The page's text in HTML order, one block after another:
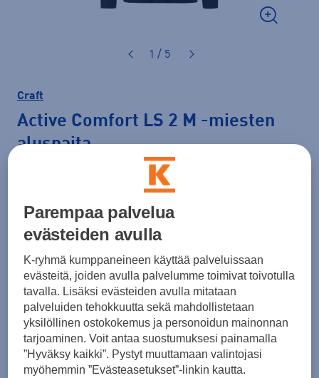
1 / 5
Craft
Active Comfort LS 2 M -miesten
aluspaita
Väri Musta
Koko
S M L XL XXL
Kokotaulukko
Parempaa palvelua
evästeiden avulla
K-ryhmä kumppaneineen käyttää palveluissaan
evästeitä, joiden avulla palvelumme toimivat toivotulla
tavalla. Lisäksi evästeiden avulla mitataan
palveluiden tehokkuutta sekä mahdollistetaan
yksilöllinen ostokokemus ja personoidun mainonnan
tarjoaminen. Voit antaa suostumuksesi painamalla
”Hyväksy kaikki”. Pystyt muuttamaan valintojasi
myöhemmin ”Evästeasetukset”-linkin kautta.